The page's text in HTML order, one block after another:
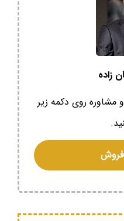
زاده
مشاوره روی دکمه زیر
فروش